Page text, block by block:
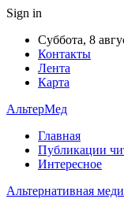
Sign in
Суббота, 8
Контакты
Лента
Карта
АльтерМед
Главная
Публикации
Интересное
Альтернативная